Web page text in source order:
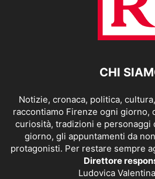
CHI
Notizie, cronaca, politica,
raccontiamo Firenze ogni giorno,
curiosità, tradizioni e personaggi
giorno, gli appuntamenti da
protagonisti. Per restare sempre
Direttore
Ludovica